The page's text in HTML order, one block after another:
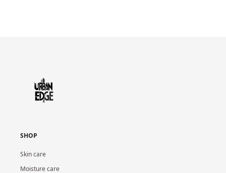
SHOP
Skin care
Moisture care